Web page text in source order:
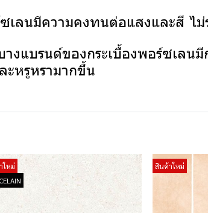
เลนมีความคงทนต่อแสงและสี ไ
างแบรนด์ของกระเบื้องพอร์ซเล
ะหรูหรามากขึ้น
ใหม่
สินค้าใหม่